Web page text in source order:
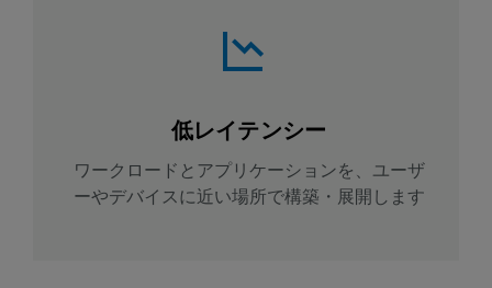
低レイテンシー
ワークロードとアプリケーションを、ユーザ
ーやデバイスに近い場所で構築・展開します